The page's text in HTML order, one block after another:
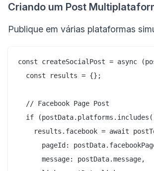
Criando um Post
Publique em várias plataformas
const createSocialPost = async
  const results = {};
  // Facebook Page Post
if
results.facebook = await
pageId:
      message: postData.message,